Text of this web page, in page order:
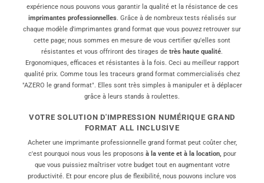
page
du
produit
expérience nous pouvons vous garantir la qualité et la résistance de ces
imprimantes professionnelles. Grâce à de nombreux tests réalisés sur
chaque modèle d'imprimantes grand format que vous pouvez retrouver sur
cette page; nous sommes en mesure de vous certifier qu'elles sont
résistantes et vous offriront des tirages de très haute qualité.
Ergonomiques, efficaces et résistantes à la fois. Ceci au meilleur rapport
qualité prix. Comme tous les traceurs grand format commercialisés chez
"AZERO le grand format". Elles sont très simples à manipuler et à déplacer
grâce à leurs stands à roulettes.
VOTRE SOLUTION D'IMPRESSION NUMÉRIQUE GRAND
FORMAT ALL INCLUSIVE
Acheter une imprimante professionnelle grand format peut coûter cher,
c'est pourquoi nous vous les proposons à la vente et à la location, pour
que vous puissiez maîtriser votre budget tout en augmentant votre
productivité. Et pour encore plus de flexibilité, nous pouvons inclure vos